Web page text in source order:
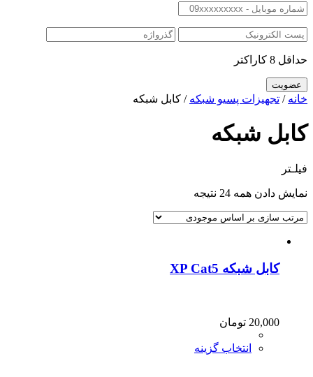
حداقل 8 کاراکتر
خانه / تجهیزات پسیو شبکه / کابل شبکه
کابل شبکه
فیلـتر
نمایش دادن همه 24 نتیجه
کابل شبکه XP Cat5
20,000 تومان
انتخاب گزینه